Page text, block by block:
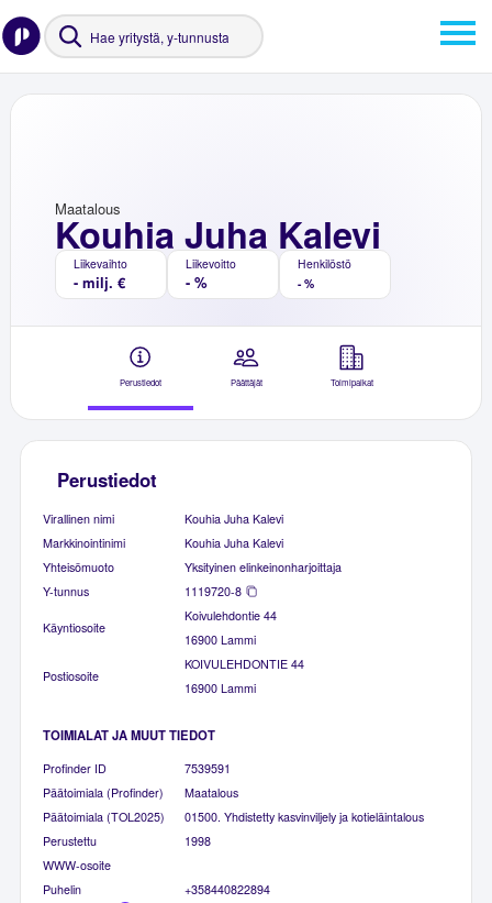
Kouhia Juha Kalevi
Maatalous
Liikevaihto
- milj. €
Liikevoitto
- %
Henkilöstö
- %
Perustiedot Päättäjät Toimipaikat
Perustiedot
Virallinen nimi
Kouhia Juha Kalevi
Markkinointinimi
Kouhia Juha Kalevi
Yhteisömuoto
Yksityinen elinkeinonharjoittaja
Y-tunnus
1119720-8
Käyntiosoite
Koivulehdontie 44
16900 Lammi
Postiosoite
KOIVULEHDONTIE 44
16900 Lammi
TOIMIALAT JA MUUT TIEDOT
Profinder ID
7539591
Päätoimiala (Profinder)
Maatalous
Päätoimiala (TOL2025)
01500. Yhdistetty kasvinviljely ja kotieläintalous
Perustettu
1998
WWW-osoite
Puhelin
+358440822894